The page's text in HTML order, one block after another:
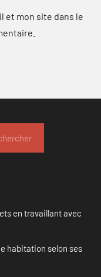
et mon site dans le
en travaillant avec
habitation selon ses